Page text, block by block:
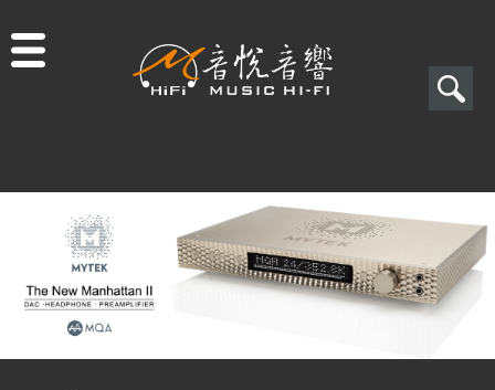
搜
表
單
搜
尋
商品一覽
二手專區
視聽專欄